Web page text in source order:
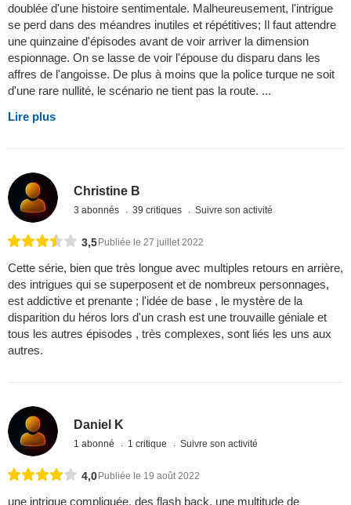
doublée d'une histoire sentimentale. Malheureusement, l'intrigue
se perd dans des méandres inutiles et répétitives; Il faut attendre
une quinzaine d'épisodes avant de voir arriver la dimension
espionnage. On se lasse de voir l'épouse du disparu dans les
affres de l'angoisse. De plus à moins que la police turque ne soit
d'une rare nullité, le scénario ne tient pas la route. ...
Lire plus
Christine B
3 abonnés 39 critiques Suivre son activité
3,5 Publiée le 27 juillet 2022
Cette série, bien que très longue avec multiples retours en arrière,
des intrigues qui se superposent et de nombreux personnages,
est addictive et prenante ; l'idée de base , le mystère de la
disparition du héros lors d'un crash est une trouvaille géniale et
tous les autres épisodes , très complexes, sont liés les uns aux
autres.
Daniel K
1 abonné 1 critique Suivre son activité
4,0 Publiée le 19 août 2022
une intrigue compliquée, des flash back, une multitude de